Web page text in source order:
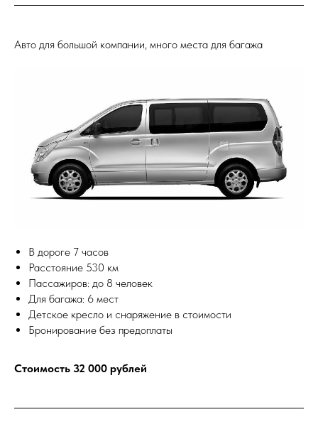
Авто для большой компании, много места для багажа
В дороге 7 часов
Расстояние 530 км
Пассажиров: до 8 человек
Для багажа: 6 мест
Детское кресло и снаряжение в стоимости
Бронирование без предоплаты
Стоимость 32 000 рублей